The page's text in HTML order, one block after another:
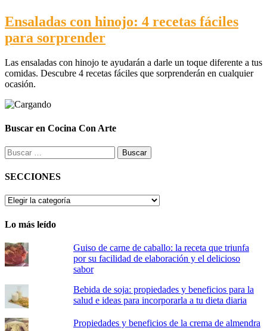
Ensaladas con hinojo: 4 recetas fáciles
para sorprender
Las ensaladas con hinojo te ayudarán a darle un toque diferente a tus
comidas. Descubre 4 recetas fáciles que sorprenderán en cualquier
ocasión.
Buscar en Cocina Con Arte
Buscar:
SECCIONES
SECCIONES
Lo más leído
Guiso de carne de caballo: la receta que triunfa
por su facilidad de elaboración y el delicioso
sabor
Bebida de soja: propiedades y beneficios para la
salud e ideas para incorporarla a tu dieta diaria
Propiedades y beneficios de la crema de almendra